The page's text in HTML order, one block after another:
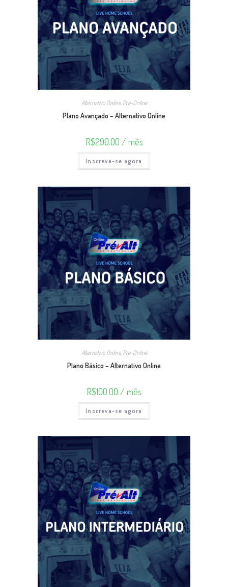
Alternativo Online, Pré-Online
Plano Avançado – Alternativo Online
R$290.00 / mês
Inscreva-se agora
Alternativo Online, Pré-Online
Plano Básico – Alternativo Online
R$100.00 / mês
Inscreva-se agora